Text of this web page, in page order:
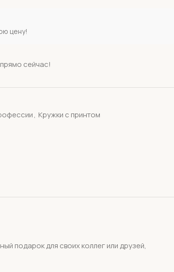
цену!
сейчас!
, Кружки с принтом
подарок для своих коллег или друзей,